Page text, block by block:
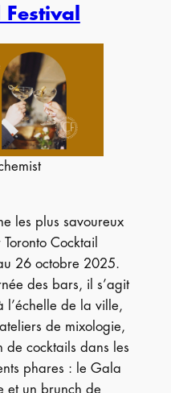
les plus savoureux
Cocktail
26 octobre 2025.
des bars, il s’agit
l’échelle de la ville,
de mixologie,
de cocktails dans les
phares : le Gala
et un brunch de